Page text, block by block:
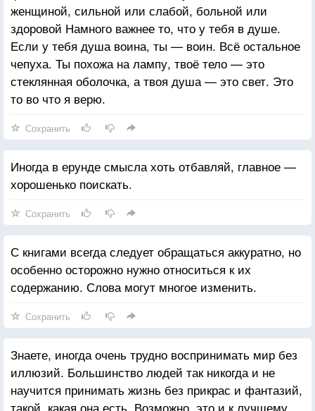
женщиной, сильной или слабой, больной или
здоровой Намного важнее то, что у тебя в душе.
Если у тебя душа воина, ты — воин. Всё остальное
чепуха. Ты похожа на лампу, твоё тело — это
стеклянная оболочка, а твоя душа — это свет. Это
то во что я верю.
Сохранить
Иногда в ерунде смысла хоть отбавляй, главное —
хорошенько поискать.
Сохранить
С книгами всегда следует обращаться аккуратно, но
особенно осторожно нужно относиться к их
содержанию. Слова могут многое изменить.
Сохранить
Знаете, иногда очень трудно воспринимать мир без
иллюзий. Большинство людей так никогда и не
научится принимать жизнь без прикрас и фантазий,
такой, какая она есть. Возможно, это и к лучшему,